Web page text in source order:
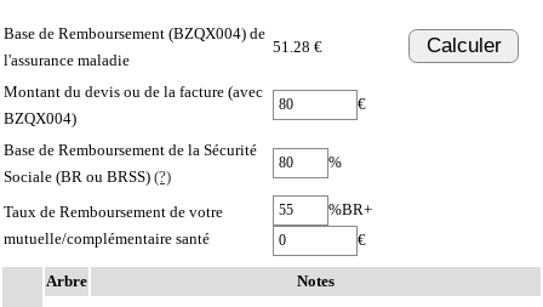
Base de Remboursement (BZQX004) de
l'assurance maladie
51.28 € Calculer
Montant du devis ou de la facture (avec
BZQX004)
€
Base de Remboursement de la Sécurité
Sociale (BR ou BRSS) (?)
%
Taux de Remboursement de votre
mutuelle/complémentaire santé
%BR+
€
Arbre Notes